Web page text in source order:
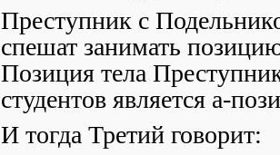
Преступник с
спешат занимать
Позиция тела
студентов является а-
И тогда Третий говорит: